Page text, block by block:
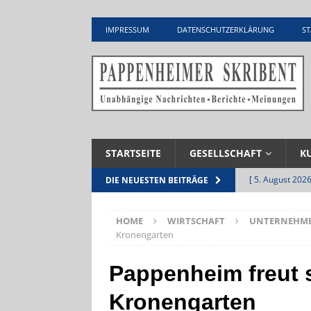
IMPRESSUM DATENSCHUTZERKLÄRUNG
STARTSEITE GESELLSCHAFT
DIE NEUESTEN BEITRÄGE [ 5. August
[ 4. August
[ 4. August
ankommen
HOME WIRTSCHAFT
Kronengarten
Pappenheim freut
Kronengarten